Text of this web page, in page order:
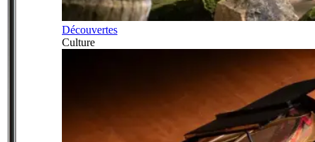
Découvertes
Culture